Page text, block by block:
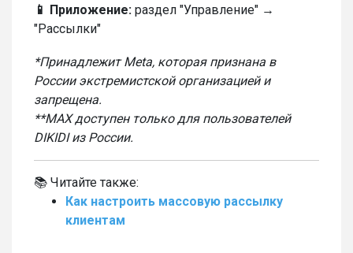
📱 Приложение: раздел "Управление" →
"Рассылки"
*Принадлежит Meta, которая признана в
России экстремистской организацией и
запрещена.
**MAX доступен только для пользователей
DIKIDI из России.
📚 Читайте также:
Как настроить массовую рассылку
клиентам